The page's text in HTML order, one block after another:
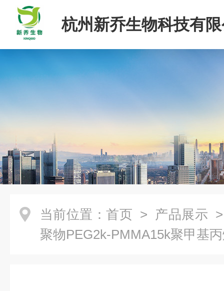
杭州新乔生物科技有
当前位置： 首页 > 产品展示
聚物PEG2k-PMMA15k聚甲基